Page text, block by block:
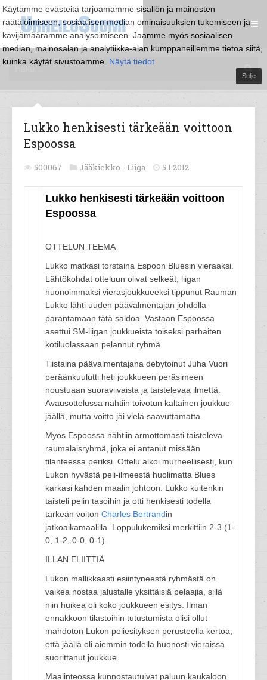
Käytämme evästeitä tarjoamamme sisällön ja mainosten
räätälöimiseen, sosiaalisen median ominaisuuksien tukemiseen ja
kävijämäärämme analysoimiseen. Jaamme myös sosiaalisen
median, mainosalan ja analytiikka-alan kumppaneillemme tietoa siitä,
kuinka käytät sivustoamme. Näytä tiedot
Sulje
Lukko henkisesti tärkeään voittoon
Espoossa
500067 Jääkiekko - Liiga 5.1.2012
Lukko henkisesti tärkeään voittoon
Espoossa
OTTELUN TEEMA
Lukko matkasi torstaina Espoon Bluesin vieraaksi.
Lähtökohdat otteluun olivat selkeät, liigan
huonoimmaksi vierasjoukkueeksi tippunut Rauman
Lukko lähti uuden päävalmentajan johdolla
parantamaan tätä saldoa. Vastaan Espoossa
asettui SM-liigan joukkueista toiseksi parhaiten
kotiluolassaan pelannut ryhmä.
Tiistaina päävalmentajana debytoinut Juha Vuori
peräänkuulutti heti joukkueen peräsimeen
noustuaan suoraviivaista ja taistelevaa ilmettä.
Avausottelussa nähtiin toivotun kaltainen joukkue
jäällä, mutta voitto jäi vielä saavuttamatta.
Myös Espoossa nähtiin armottomasti taisteleva
raumalaisryhmä, joka ei antanut missään
tilanteessa periksi. Ottelu alkoi murheellisesti, kun
Lukon hyvästä peli-ilmeestä huolimatta Blues
karkasi kahden maalin johtoon. Lukko kuitenkin
taisteli pelin tasoihin ja otti henkisesti todella
tärkeän voiton Charles Bertrandin
jatkoaikamaalilla. Loppulukemiksi merkittiin 2-3 (1-
0, 1-2, 0-0, 0-1).
ILLAN ELIITTIÄ
Lukon mallikkaasti esiintyneestä ryhmästä on
vaikea nostaa jalustalle yksittäisiä pelaajia, sillä
niin huikea oli koko joukkueen esitys. Ilman
ennakkoon tilastoihin tutustumista olisi ollut
mahdoton Lukon peliesityksen perusteella kertoa,
että jäällä oli aiemmin todella huonosti vieraissa
suorittanut joukkue.
Maalinteossa kunnostautuivat paluun kaukaloon